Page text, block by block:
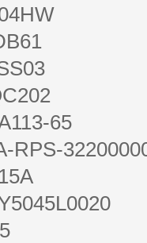
65
RPS-